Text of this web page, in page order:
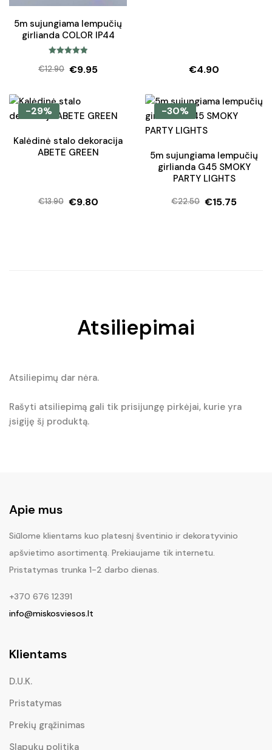
5m sujungiama lempučių
girlianda COLOR IP44
5.00
iš 5
€12.90
Original
was:
€12.90.
€9.95
Current
is:
€9.95.
€4.90
-29%
Kalėdinė stalo dekoracija
ABETE GREEN
€13.90
Original
€9.80
Current
-30%
5m sujungiama lempučių
girlianda G45 SMOKY
PARTY LIGHTS
€22.50
Original
€15.75
Current
Atsiliepimai
Atsiliepimų dar nėra.
Rašyti atsiliepimą gali tik prisijungę pirkėjai, kurie yra
įsigiję šį produktą.
Apie mus
Siūlome klientams kuo platesnį šventinio ir dekoratyvinio
apšvietimo asortimentą. Prekiaujame tik internetu.
Pristatymas trunka 1-2 darbo dienas.
+370 676 12391
info@miskosviesos.lt
Klientams
D.U.K.
Pristatymas
Prekių grąžinimas
Slapukų politika